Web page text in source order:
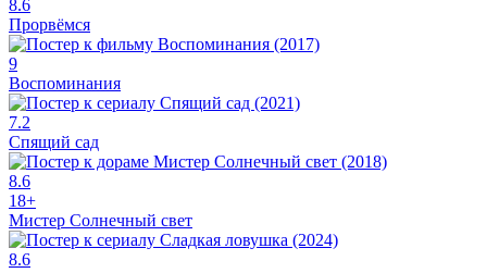
8.6
Прорвёмся
9
Воспоминания
7.2
Спящий сад
8.6
18+
Мистер Солнечный свет
8.6